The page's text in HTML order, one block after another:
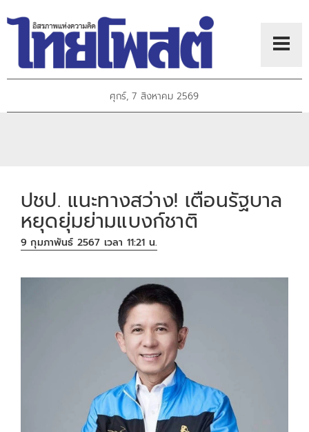
ศุกร์, 7 สิงหาคม 2569
ปชป. แนะทางสว่าง! เตือนรัฐบาล
หยุดยุ่มย่ามแบงก์ชาติ
9 กุมภาพันธ์ 2567 เวลา 11:21 น.